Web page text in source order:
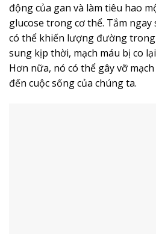
động của gan và làm tiêu hao
glucose trong cơ thể. Tắm
có thể khiến lượng đường
sung kịp thời, mạch máu bị co
Hơn nữa, nó có thể gây vỡ
đến cuộc sống của chúng ta.